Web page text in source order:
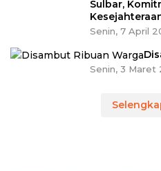
Sulbar,
Senin, 7 April
Senin, 3 Maret